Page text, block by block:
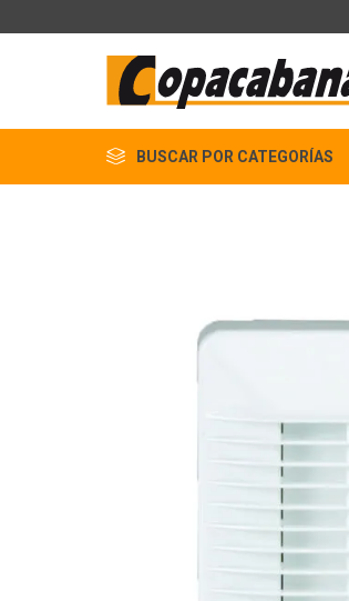
BUSCAR POR CATEGORÍAS